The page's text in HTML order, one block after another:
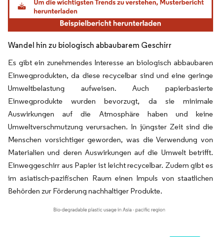
Wandel hin zu biologisch abbaubarem Geschirr
Es gibt ein zunehmendes Interesse an biologisch abbaubaren
Einwegprodukten, da diese recycelbar sind und eine geringe
Umweltbelastung aufweisen. Auch papierbasierte
Einwegprodukte wurden bevorzugt, da sie minimale
Auswirkungen auf die Atmosphäre haben und keine
Umweltverschmutzung verursachen. In jüngster Zeit sind die
Menschen vorsichtiger geworden, was die Verwendung von
Materialien und deren Auswirkungen auf die Umwelt betrifft.
Einweggeschirr aus Papier ist leicht recycelbar. Zudem gibt es
im asiatisch-pazifischen Raum einen Impuls von staatlichen
Behörden zur Förderung nachhaltiger Produkte.